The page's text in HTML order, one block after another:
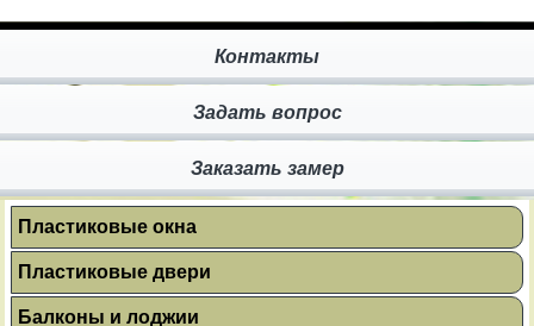
Контакты
Задать вопрос
Заказать замер
Пластиковые окна
Пластиковые двери
Балконы и лоджии